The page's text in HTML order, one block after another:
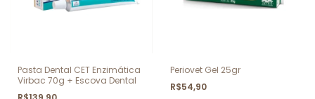
Pasta Dental CET Enzimática
Virbac 70g + Escova Dental
Periovet Gel 25gr
R$54,90